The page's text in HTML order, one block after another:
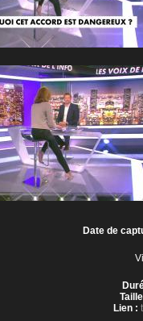
Date de
Lien :